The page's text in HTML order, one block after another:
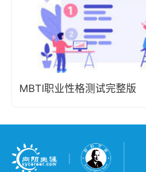
MBTI职业性格测试完整版